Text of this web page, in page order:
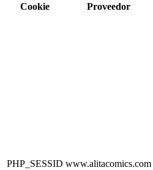
Cookie
Proveedor
PHP_SESSID www.alitacomics.com